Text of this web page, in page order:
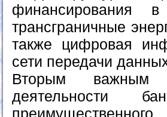
финансирования
трансграничные
также цифровая
сети передачи
Вторым важным
деятельности